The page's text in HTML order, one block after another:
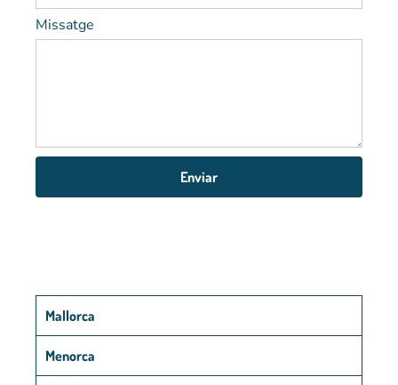
Missatge
Enviar
Mallorca
Menorca